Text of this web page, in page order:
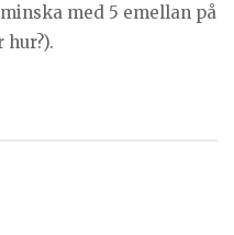
med 5 emellan på